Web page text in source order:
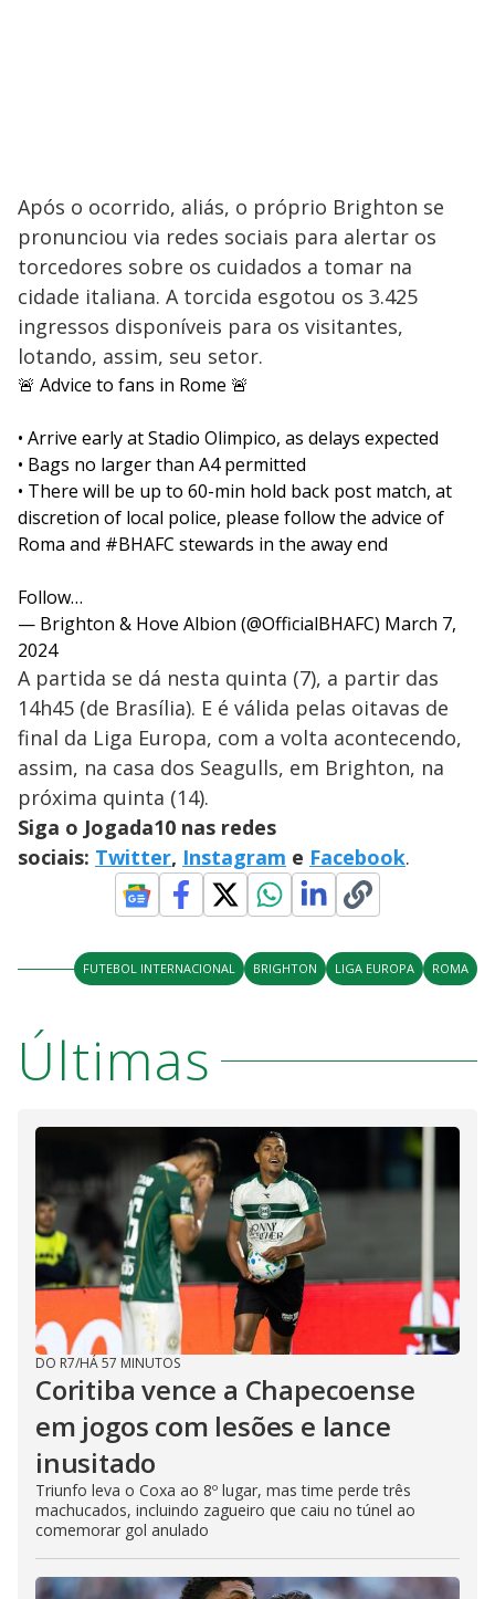
Após o ocorrido, aliás, o próprio Brighton se
pronunciou via redes sociais para alertar os
torcedores sobre os cuidados a tomar na
cidade italiana. A torcida esgotou os 3.425
ingressos disponíveis para os visitantes,
lotando, assim, seu setor.
🚨 Advice to fans in Rome 🚨
• Arrive early at Stadio Olimpico, as delays expected
• Bags no larger than A4 permitted
• There will be up to 60-min hold back post match, at
discretion of local police, please follow the advice of
Roma and #BHAFC stewards in the away end
Follow…
— Brighton & Hove Albion (@OfficialBHAFC) March 7,
2024
A partida se dá nesta quinta (7), a partir das
14h45 (de Brasília). E é válida pelas oitavas de
final da Liga Europa, com a volta acontecendo,
assim, na casa dos Seagulls, em Brighton, na
próxima quinta (14).
Siga o Jogada10 nas redes
sociais: Twitter, Instagram e Facebook.
FUTEBOL INTERNACIONAL BRIGHTON LIGA EUROPA ROMA
Últimas
DO R7/HÁ 57 MINUTOS
Coritiba vence a Chapecoense
em jogos com lesões e lance
inusitado
Triunfo leva o Coxa ao 8º lugar, mas time perde três
machucados, incluindo zagueiro que caiu no túnel ao
comemorar gol anulado